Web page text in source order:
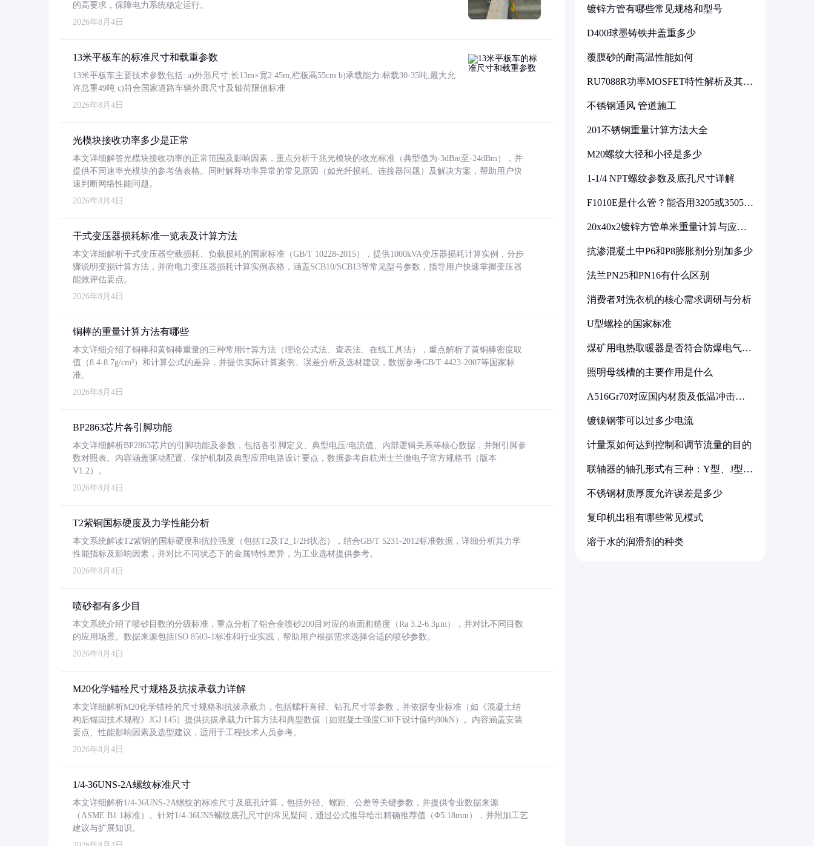
的高要求，保障电力系统稳定运行。
2026年8月4日
13米平板车的标准尺寸和载重参数
13米平板车主要技术参数包括: a)外形尺寸:长13m×宽2.45m,栏板高55cm b)承载能力:标载30-35吨,最大允
许总重49吨 c)符合国家道路车辆外廓尺寸及轴荷限值标准
2026年8月4日
光模块接收功率多少是正常
本文详细解答光模块接收功率的正常范围及影响因素，重点分析千兆光模块的收光标准（典型值为-3dBm至-24dBm），并
提供不同速率光模块的参考值表格。同时解释功率异常的常见原因（如光纤损耗、连接器问题）及解决方案，帮助用户快
速判断网络性能问题。
2026年8月4日
干式变压器损耗标准一览表及计算方法
本文详细解析干式变压器空载损耗、负载损耗的国家标准（GB/T 10228-2015），提供1000kVA变压器损耗计算实例，分步
骤说明变损计算方法，并附电力变压器损耗计算实例表格，涵盖SCB10/SCB13等常见型号参数，指导用户快速掌握变压器
能效评估要点。
2026年8月4日
铜棒的重量计算方法有哪些
本文详细介绍了铜棒和黄铜棒重量的三种常用计算方法（理论公式法、查表法、在线工具法），重点解析了黄铜棒密度取
值（8.4-8.7g/cm³）和计算公式的差异，并提供实际计算案例、误差分析及选材建议，数据参考GB/T 4423-2007等国家标
准。
2026年8月4日
BP2863芯片各引脚功能
本文详细解析BP2863芯片的引脚功能及参数，包括各引脚定义、典型电压/电流值、内部逻辑关系等核心数据，并附引脚参
数对照表。内容涵盖驱动配置、保护机制及典型应用电路设计要点，数据参考自杭州士兰微电子官方规格书（版本
V1.2）。
2026年8月4日
T2紫铜国标硬度及力学性能分析
本文系统解读T2紫铜的国标硬度和抗拉强度（包括T2及T2_1/2H状态），结合GB/T 5231-2012标准数据，详细分析其力学
性能指标及影响因素，并对比不同状态下的金属特性差异，为工业选材提供参考。
2026年8月4日
喷砂都有多少目
本文系统介绍了喷砂目数的分级标准，重点分析了铝合金喷砂200目对应的表面粗糙度（Ra 3.2-6.3μm），并对比不同目数
的应用场景。数据来源包括ISO 8503-1标准和行业实践，帮助用户根据需求选择合适的喷砂参数。
2026年8月4日
M20化学锚栓尺寸规格及抗拔承载力详解
本文详细解析M20化学锚栓的尺寸规格和抗拔承载力，包括螺杆直径、钻孔尺寸等参数，并依据专业标准（如《混凝土结
构后锚固技术规程》JGJ 145）提供抗拔承载力计算方法和典型数值（如混凝土强度C30下设计值约80kN）。内容涵盖安装
要点、性能影响因素及选型建议，适用于工程技术人员参考。
2026年8月4日
1/4-36UNS-2A螺纹标准尺寸
本文详细解析1/4-36UNS-2A螺纹的标准尺寸及底孔计算，包括外径、螺距、公差等关键参数，并提供专业数据来源
（ASME B1.1标准）。针对1/4-36UNS螺纹底孔尺寸的常见疑问，通过公式推导给出精确推荐值（Φ5.18mm），并附加工艺
建议与扩展知识。
镀锌方管有哪些常见规格和型号
D400球墨铸铁井盖重多少
覆膜砂的耐高温性能如何
RU7088R功率MOSFET特性解析及其在
不锈钢通风 管道施工
201不锈钢重量计算方法大全
M20螺纹大径和小径是多少
1-1/4 NPT螺纹参数及底孔尺寸详解
F1010E是什么管？能否用3205或3505代
20x40x2镀锌方管单米重量计算与应用
抗渗混凝土中P6和P8膨胀剂分别加多少
法兰PN25和PN16有什么区别
消费者对洗衣机的核心需求调研与分析
U型螺栓的国家标准
煤矿用电热取暖器是否符合防爆电气设
照明母线槽的主要作用是什么
A516Gr70对应国内材质及低温冲击要
镀镍钢带可以过多少电流
计量泵如何达到控制和调节流量的目的
联轴器的轴孔形式有三种：Y型、J型、
不锈钢材质厚度允许误差是多少
复印机出租有哪些常见模式
溶于水的润滑剂的种类